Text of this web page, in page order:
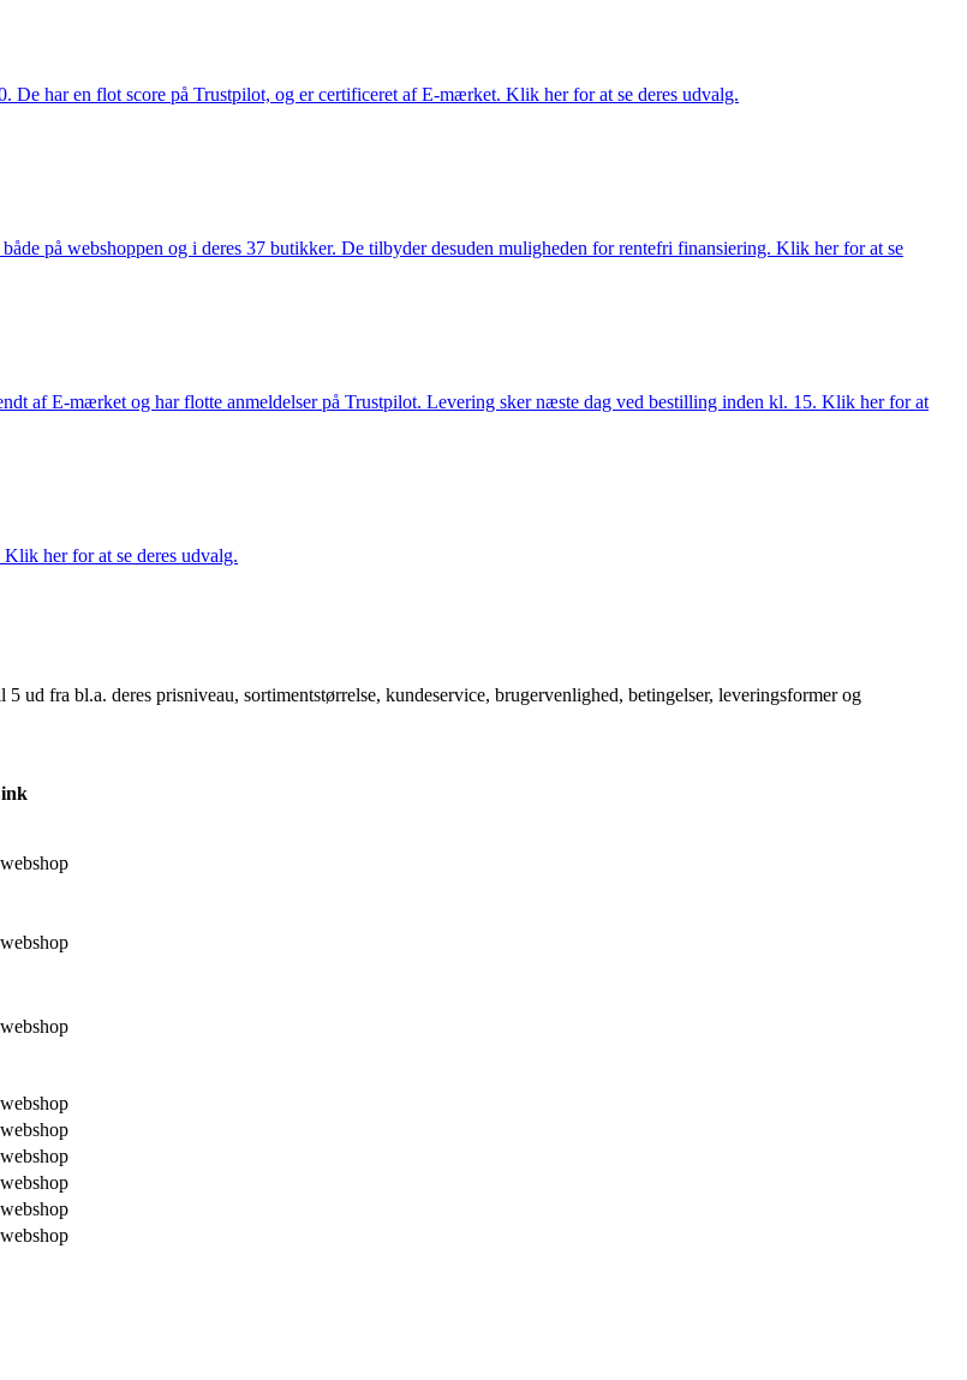
De har en flot score på Trustpilot, og er certificeret af E-mærket. Klik her for at se deres udvalg.
på webshoppen og i deres 37 butikker. De tilbyder desuden muligheden for rentefri finansiering. Klik her for at se
af E-mærket og har flotte anmeldelser på Trustpilot. Levering sker næste dag ved bestilling inden kl. 15. Klik her for at
her for at se deres udvalg.
ud fra bl.a. deres prisniveau, sortimentstørrelse, kundeservice, brugervenlighed, betingelser, leveringsformer og